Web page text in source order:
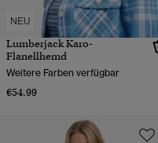
NEU
Lumberjack Karo-
Flanellhemd
Weitere Farben verfügbar
€54.99